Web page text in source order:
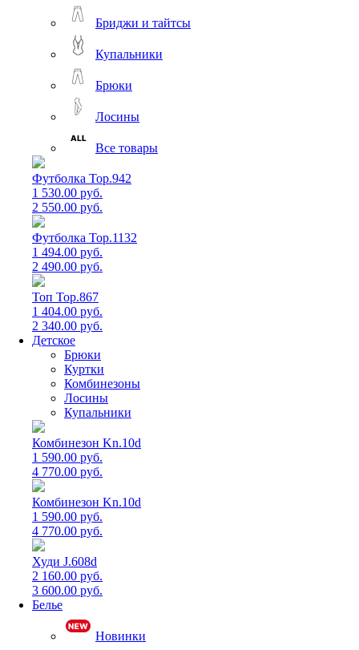
Бриджи и тайтсы
Купальники
Брюки
Лосины
Все товары
Футболка Top.942
1 530.00 руб.
2 550.00 руб.
Футболка Top.1132
1 494.00 руб.
2 490.00 руб.
Топ Top.867
1 404.00 руб.
2 340.00 руб.
Детское
Брюки
Куртки
Комбинезоны
Лосины
Купальники
Комбинезон Kn.10d
1 590.00 руб.
4 770.00 руб.
Комбинезон Kn.10d
1 590.00 руб.
4 770.00 руб.
Худи J.608d
2 160.00 руб.
3 600.00 руб.
Белье
Новинки